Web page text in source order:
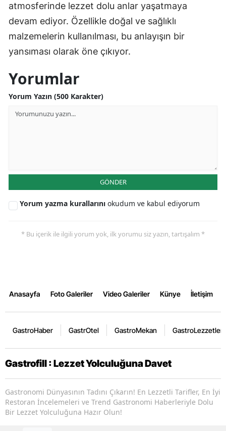
atmosferinde lezzet dolu anlar yaşatmaya
devam ediyor. Özellikle doğal ve sağlıklı
malzemelerin kullanılması, bu anlayışın bir
yansıması olarak öne çıkıyor.
Yorumlar
Yorum Yazın (500 Karakter)
GÖNDER
Yorum yazma kurallarını okudum ve kabul ediyorum
* Bu içerik ile ilgili yorum yok, ilk yorumu siz yazın, tartışalım *
Anasayfa Foto Galeriler Video Galeriler Künye İletişim
GastroHaber GastrOtel GastroMekan GastroLezzetler
Gastrofill : Lezzet Yolculuğuna Davet
Gastronomi Dünyasının Tadını Çıkarın! En Lezzetli Tarifler, En İyi
Restoran İncelemeleri ve Trend Gastronomi Haberleriyle Dolu
Bir Lezzet Yolculuğuna Hazır Olun!